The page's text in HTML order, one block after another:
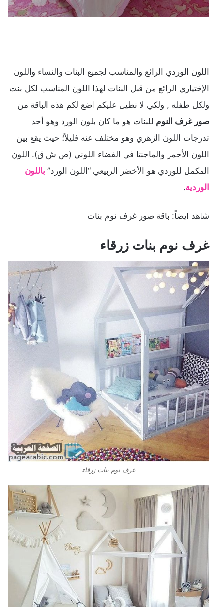
اللون الوردي الرائع والمناسب لجميع البنات والنساء واللون
الإختياري الرائع من قبل البنات لهذا اللون المناسب لكل بنت
ولكل طفله , ولكي لا نطيل عليكم اضع لكم هذه الباقة من
صور غرف النوم للبنات هو ما كان بلون الورد وهو أحد
تدرجات اللون الزهري وهو مختلف عنه قليلاً؛ حيث يقع بين
اللون الأحمر والماجنتا في الفضاء اللوني (ص ش ق). اللون
المكمل للوردي هو الأخضر الربيعي “اللون الورد” باللون
الوردية.
شاهد ايضاً: باقة صور غرف نوم بنات
غرف نوم بنات زرقاء
غرف نوم بنات زرقاء